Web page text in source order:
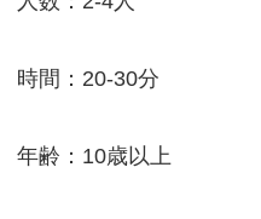
時間：20-30分
年齢：10歳以上